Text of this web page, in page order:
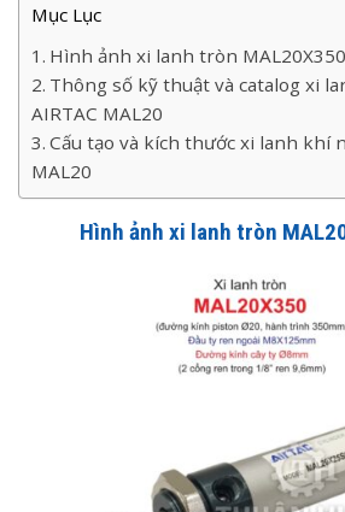
Mục Lục
Hình ảnh xi lanh tròn
Thông số kỹ thuật và catalog xi
AIRTAC MAL20
Cấu tạo và kích thước xi lanh khí
MAL20
Hình ảnh xi lanh tròn